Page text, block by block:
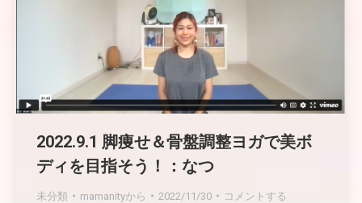
2022.9.1 脚痩せ＆骨盤調整ヨガで美ボ
ディを目指そう！：なつ
未分類 mamanityから 2022/11/30 コメントする